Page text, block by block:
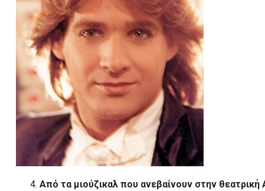
Από τα μιούζικαλ που ανεβαίνουν στην